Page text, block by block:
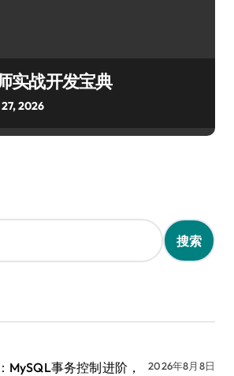
实战开发宝典
2026
MySQL事务控制进阶，
2026年8月8日